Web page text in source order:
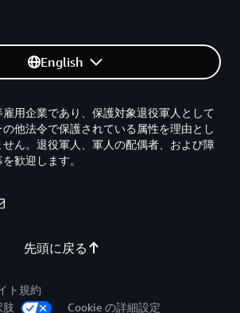
English
先頭に戻る
用企業であり、保護対象退役軍人として
他法令で保護されている属性を理由とし
ん。退役軍人、軍人の配偶者、および障
歓迎します。
ト規約
肢
Cookie の詳細設定